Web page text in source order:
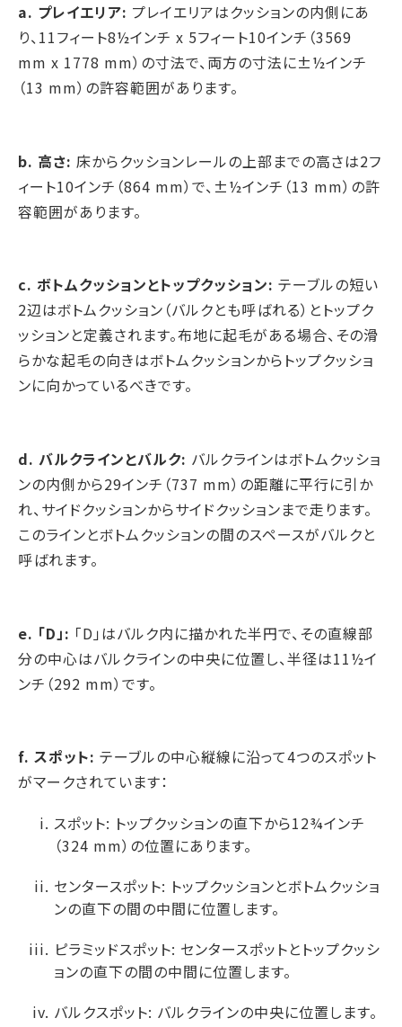
a. プレイエリア: プレイエリアはクッションの内側にあ
り、11フィート8½インチ x 5フィート10インチ（3569
mm x 1778 mm）の寸法で、両方の寸法に±½インチ
（13 mm）の許容範囲があります。
b. 高さ: 床からクッションレールの上部までの高さは2フ
ィート10インチ（864 mm）で、±½インチ（13 mm）の許
容範囲があります。
c. ボトムクッションとトップクッション: テーブルの短い
2辺はボトムクッション（バルクとも呼ばれる）とトップク
ッションと定義されます。布地に起毛がある場合、その滑
らかな起毛の向きはボトムクッションからトップクッショ
ンに向かっているべきです。
d. バルクラインとバルク: バルクラインはボトムクッショ
ンの内側から29インチ（737 mm）の距離に平行に引か
れ、サイドクッションからサイドクッションまで走ります。
このラインとボトムクッションの間のスペースがバルクと
呼ばれます。
e. 「D」: 「D」はバルク内に描かれた半円で、その直線部
分の中心はバルクラインの中央に位置し、半径は11½イ
ンチ（292 mm）です。
f. スポット: テーブルの中心縦線に沿って4つのスポット
がマークされています：
スポット: トップクッションの直下から12¾インチ
（324 mm）の位置にあります。
センタースポット: トップクッションとボトムクッショ
ンの直下の間の中間に位置します。
ピラミッドスポット: センタースポットとトップクッシ
ョンの直下の間の中間に位置します。
バルクスポット: バルクラインの中央に位置します。